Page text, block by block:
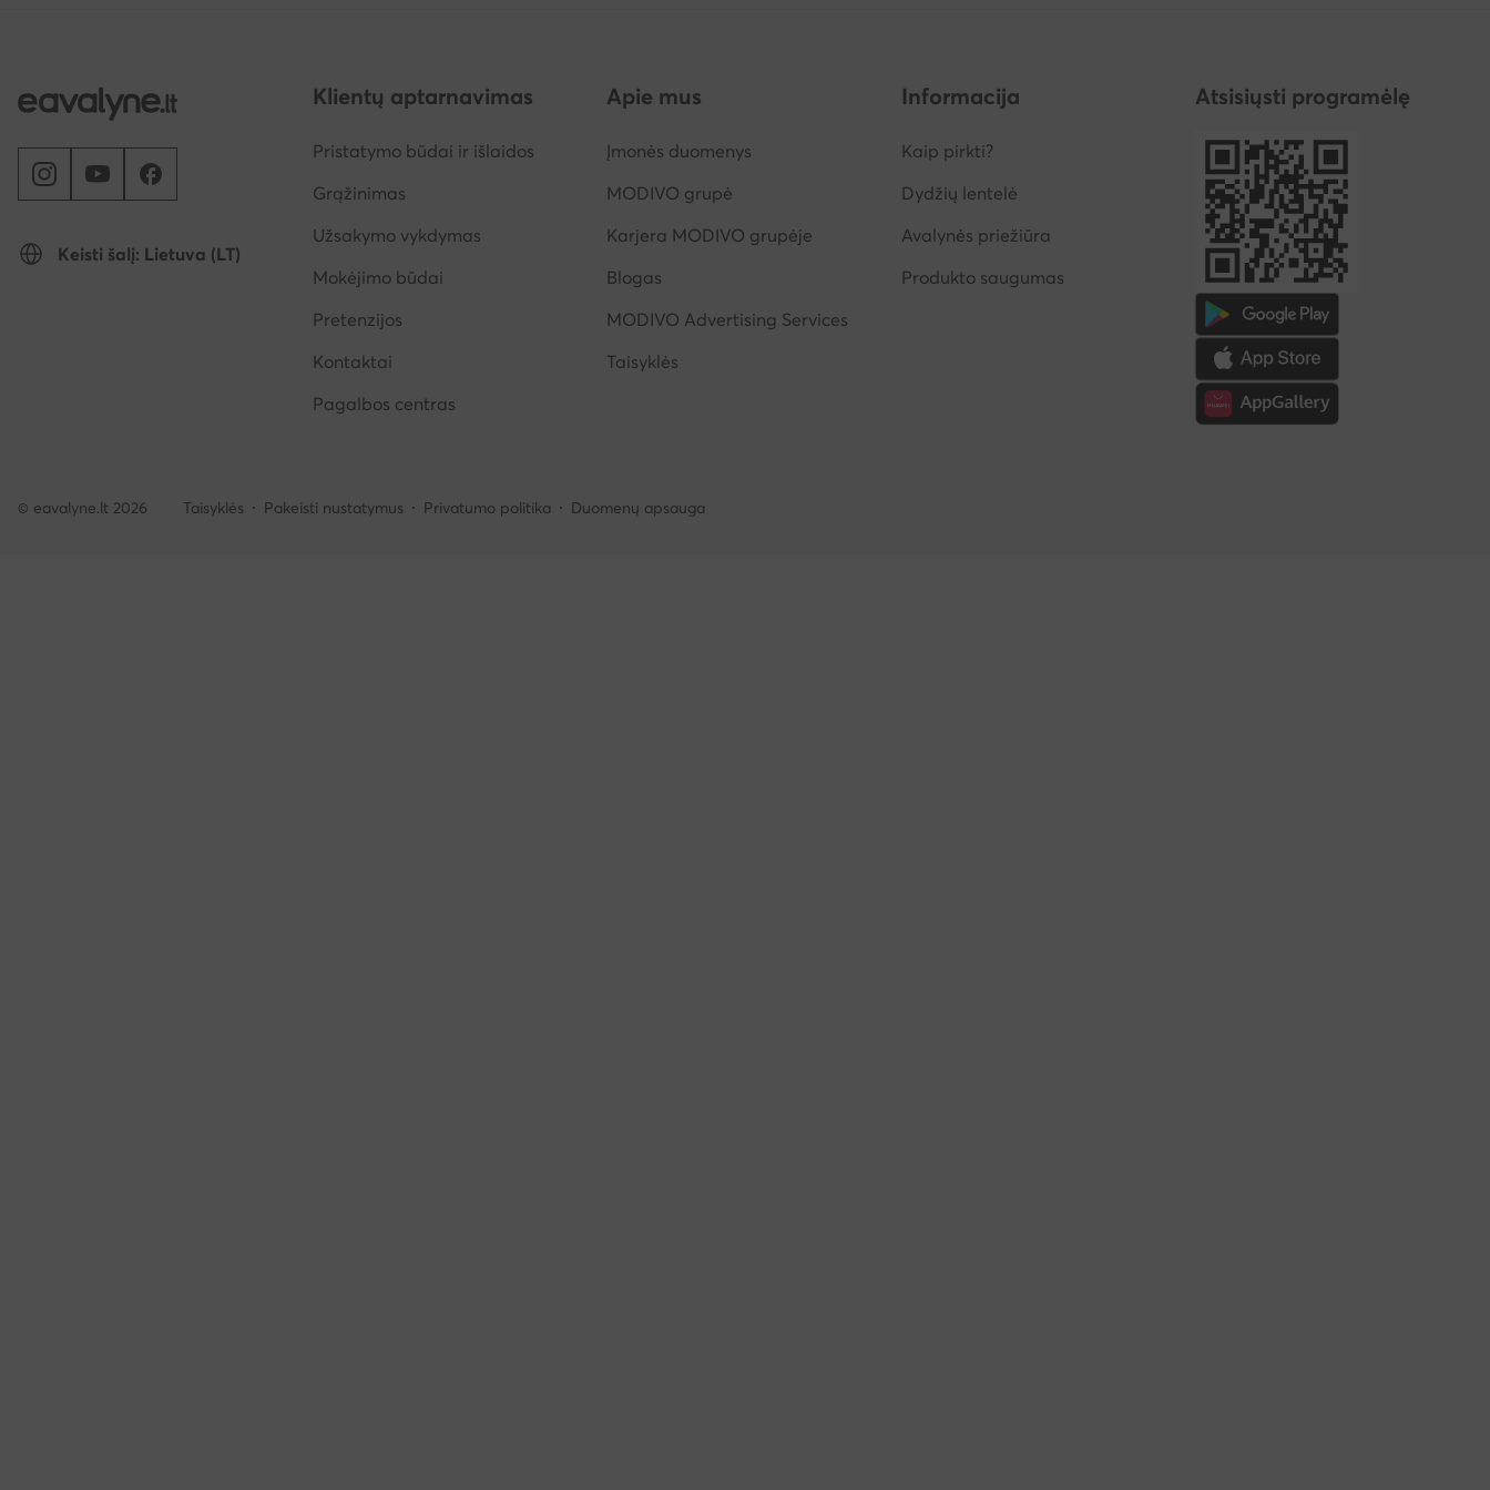
Keisti šalį: Lietuva (LT)
Klientų aptarnavimas
Pristatymo būdai ir išlaidos
Grąžinimas
Užsakymo vykdymas
Mokėjimo būdai
Pretenzijos
Kontaktai
Pagalbos centras
Apie mus
Įmonės duomenys
MODIVO grupė
Karjera MODIVO grupėje
Blogas
MODIVO Advertising Services
Taisyklės
Informacija
Kaip pirkti?
Dydžių lentelė
Avalynės priežiūra
Produkto saugumas
Atsisiųsti programėlę
© eavalyne.lt 2026 Taisyklės Pakeisti nustatymus Privatumo politika Duomenų apsauga